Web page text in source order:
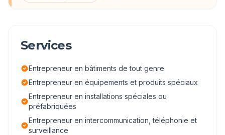
Services
Entrepreneur en bâtiments de tout genre
Entrepreneur en équipements et produits spéciaux
Entrepreneur en installations spéciales ou
préfabriquées
Entrepreneur en intercommunication, téléphonie et
surveillance